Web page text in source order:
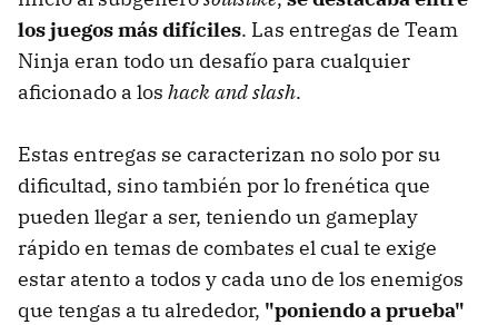
los juegos más difíciles. Las entregas de Team
Ninja eran todo un desafío para cualquier
aficionado a los hack and slash.
Estas entregas se caracterizan no solo por su
dificultad, sino también por lo frenética que
pueden llegar a ser, teniendo un gameplay
rápido en temas de combates el cual te exige
estar atento a todos y cada uno de los enemigos
que tengas a tu alrededor, "poniendo a prueba"